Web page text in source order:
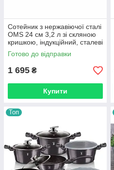
Сотейник з нержавіючої сталі
OMS 24 см 3,2 л зі скляною
кришкою, індукційний, сталеві
ручки 2031-L
Готово до відправки
1 695 ₴
Купити
Топ